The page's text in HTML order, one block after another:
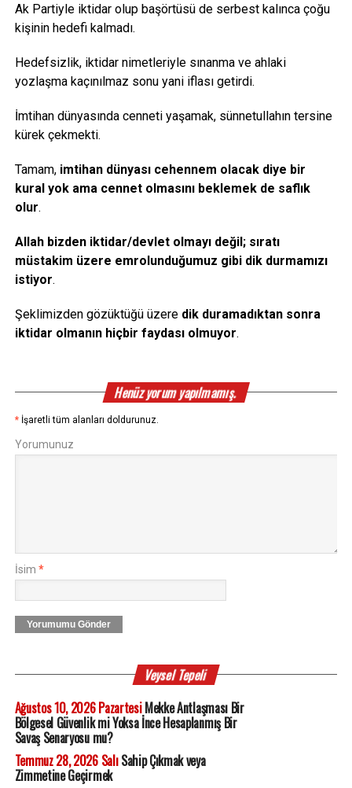
Ak Partiyle iktidar olup başörtüsü de serbest kalınca çoğu
kişinin hedefi kalmadı.
Hedefsizlik, iktidar nimetleriyle sınanma ve ahlaki
yozlaşma kaçınılmaz sonu yani iflası getirdi.
İmtihan dünyasında cenneti yaşamak, sünnetullahın tersine
kürek çekmekti.
Tamam, imtihan dünyası cehennem olacak diye bir
kural yok ama cennet olmasını beklemek de saflık
olur.
Allah bizden iktidar/devlet olmayı değil; sıratı
müstakim üzere emrolunduğumuz gibi dik durmamızı
istiyor.
Şeklimizden gözüktüğü üzere dik duramadıktan sonra
iktidar olmanın hiçbir faydası olmuyor.
Henüz yorum yapılmamış.
* İşaretli tüm alanları doldurunuz.
Yorumunuz
İsim *
Yorumumu Gönder
Veysel Tepeli
Ağustos 10, 2026 PazartesiMekke Antlaşması Bir
Bölgesel Güvenlik mi Yoksa İnce Hesaplanmış Bir
Savaş Senaryosu mu?
Temmuz 28, 2026 SalıSahip Çıkmak veya
Zimmetine Geçirmek